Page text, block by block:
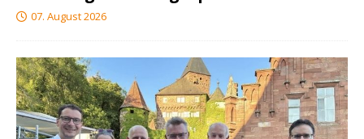
07. August 2026